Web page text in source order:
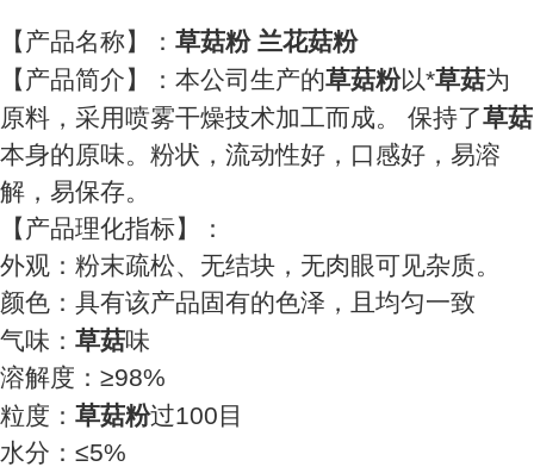
【产品名称】： 草菇粉 兰花菇粉
【产品简介】：本公司生产的草菇粉以*草菇为
原料，采用喷雾干燥技术加工而成。 保持了草菇
本身的原味。粉状，流动性好，口感好，易溶
解，易保存。
【产品理化指标】：
外观：粉末疏松、无结块，无肉眼可见杂质。
颜色：具有该产品固有的色泽，且均匀一致
气味： 草菇味
溶解度：≥98%
粒度： 草菇粉过100目
水分：≤5%